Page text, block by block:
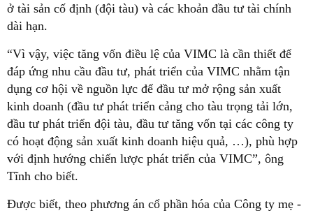
ở tài sản cố định (đội tàu) và các khoản đầu tư tài chính
dài hạn.
“Vì vậy, việc tăng vốn điều lệ của VIMC là cần thiết để
đáp ứng nhu cầu đầu tư, phát triển của VIMC nhằm tận
dụng cơ hội về nguồn lực để đầu tư mở rộng sản xuất
kinh doanh (đầu tư phát triển cảng cho tàu trọng tải lớn,
đầu tư phát triển đội tàu, đầu tư tăng vốn tại các công ty
có hoạt động sản xuất kinh doanh hiệu quả, …), phù hợp
với định hướng chiến lược phát triển của VIMC”, ông
Tĩnh cho biết.
Được biết, theo phương án cổ phần hóa của Công ty mẹ -